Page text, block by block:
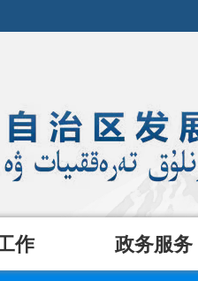
作 政务服务